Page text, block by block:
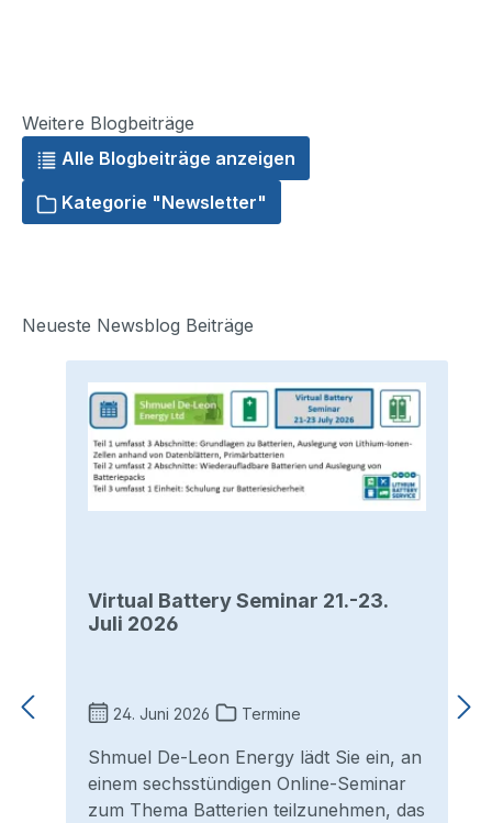
Weitere Blogbeiträge
Alle Blogbeiträge anzeigen
Kategorie "Newsletter"
Neueste Newsblog Beiträge
Virtual Battery Seminar 21.-23.
Juli 2026
24. Juni 2026 Termine
Shmuel De-Leon Energy lädt Sie ein, an
einem sechsstündigen Online-Seminar
zum Thema Batterien teilzunehmen, das